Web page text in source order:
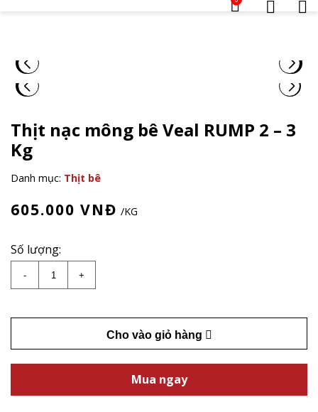
Thịt nạc mông bê Veal RUMP 2 – 3
Kg
Danh mục: Thịt bê
605.000 VNĐ /KG
Số lượng:
- Thịt nạc mông bê Veal RUMP 2 - 3 Kg số lượng
+
Cho vào giỏ hàng
Mua ngay